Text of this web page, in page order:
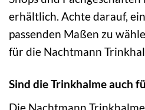
erhältlich. Achte darauf,
passenden Maßen zu
für die Nachtmann
Sind die Trinkhalme auch
Die Nachtmann